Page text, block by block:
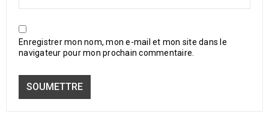
Enregistrer mon nom, mon e-mail et mon site dans le
navigateur pour mon prochain commentaire.